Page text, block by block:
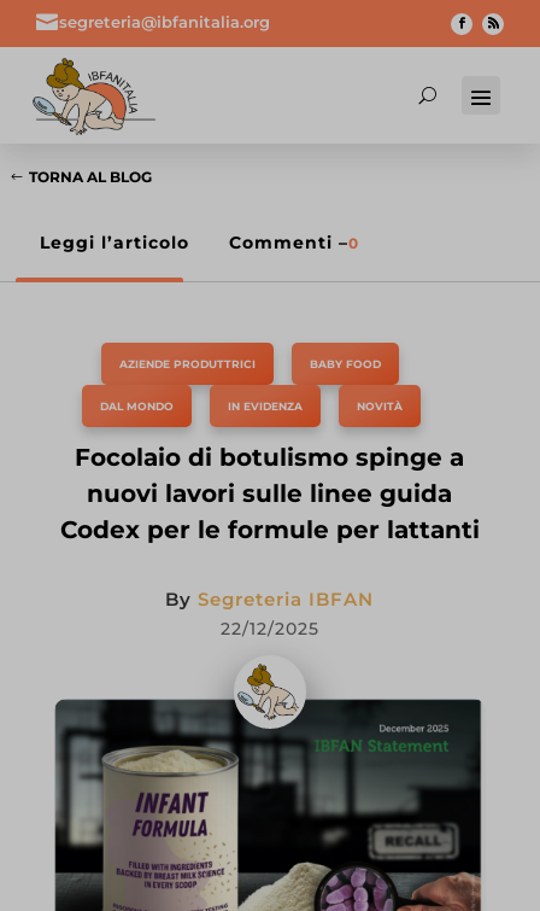
segreteria@ibfanitalia.org
TORNA AL BLOG
Leggi l’articolo Commenti –0
AZIENDE PRODUTTRICI BABY FOOD
DAL MONDO IN EVIDENZA NOVITÀ
Focolaio di botulismo spinge a
nuovi lavori sulle linee guida
Codex per le formule per lattanti
BySegreteria IBFAN
22/12/2025